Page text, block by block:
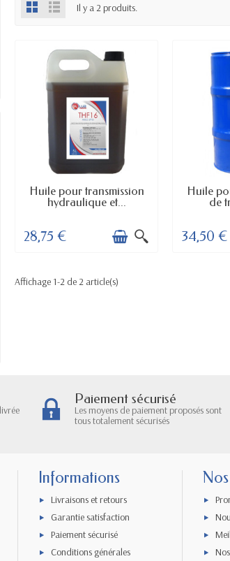
Il y a 2 produits.
EN STOCK
Huile pour transmission
hydraulique et...
28,75 €
Huile
de
34,50 €
Affichage 1-2 de 2 article(s)
Paiement sécurisé
Les moyens de paiement proposés sont
tous totalement sécurisés
Informations
Livraisons et retours
Garantie satisfaction
Paiement sécurisé
Conditions générales